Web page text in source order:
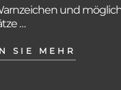
und
…
SIE MEHR